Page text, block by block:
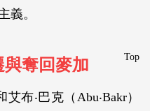
義。
Top
奪回麥加
布‧巴克（Abu‧Bakr）